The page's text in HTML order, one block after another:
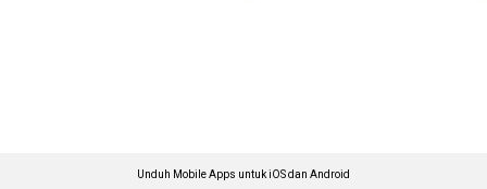
Unduh Mobile Apps untuk iOS dan Android